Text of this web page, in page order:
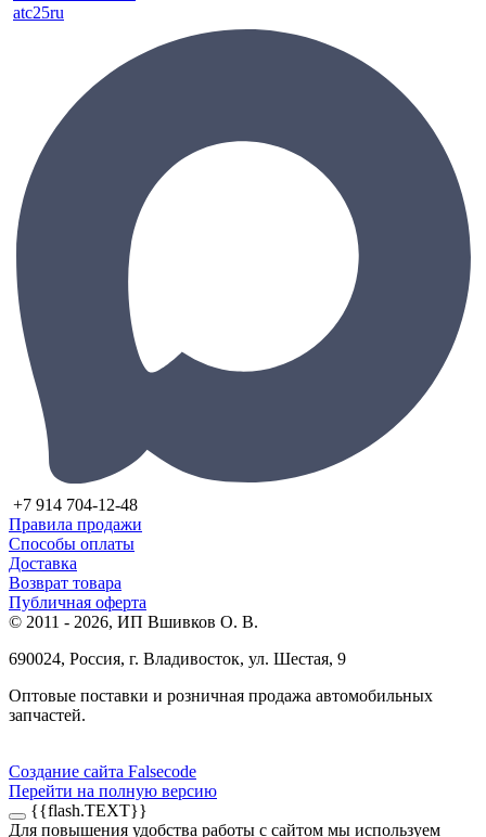
atc25ru
+7 914 704-12-48
Правила продажи
Способы оплаты
Доставка
Возврат товара
Публичная оферта
© 2011 - 2026, ИП Вшивков О. В.
690024, Россия, г. Владивосток, ул. Шестая, 9
Оптовые поставки и розничная продажа автомобильных
запчастей.
Создание сайта Falsecode
Перейти на полную версию
{{flash.TEXT}}
Для повышения удобства работы с сайтом мы используем